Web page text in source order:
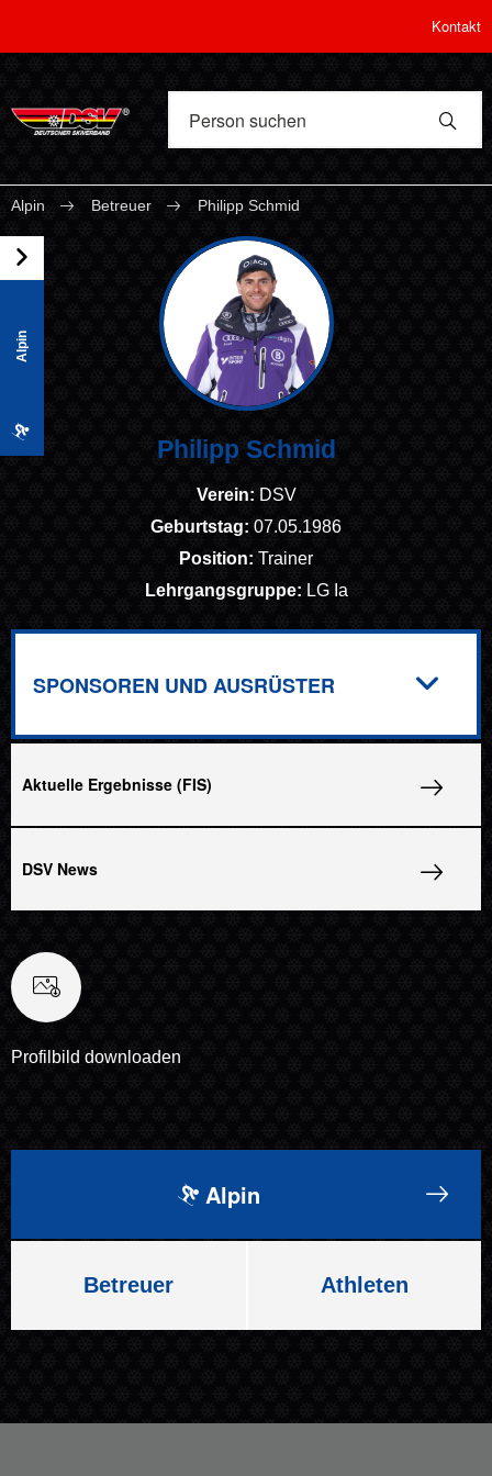
Kontakt
Alpin Betreuer Philipp Schmid
Alpin
Philipp Schmid
Verein: DSV
Geburtstag: 07.05.1986
Position: Trainer
Lehrgangsgruppe: LG Ia
SPONSOREN UND AUSRÜSTER
Aktuelle Ergebnisse (FIS)
DSV News
Profilbild downloaden
Alpin
Betreuer Athleten